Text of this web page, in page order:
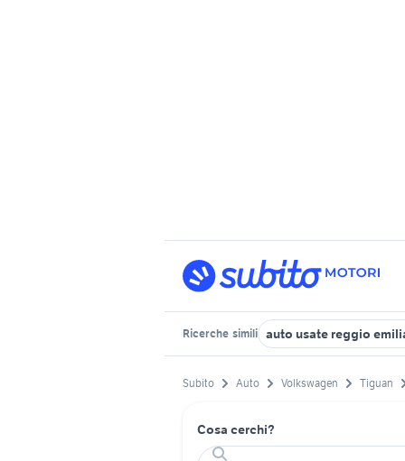
Ricerche simili auto usate reggio
Subito Auto Volkswagen Tiguan
Cosa cerchi?